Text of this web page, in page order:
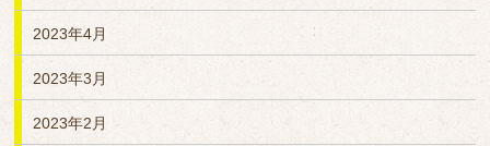
2023年4月
2023年3月
2023年2月